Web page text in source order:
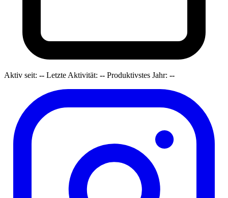
Aktiv seit: -- Letzte Aktivität: -- Produktivstes Jahr: --